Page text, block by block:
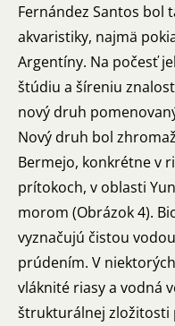
Fernández Santos bol
akvaristiky, najmä
Argentíny. Na počesť
štúdiu a šíreniu
nový druh
Nový druh bol
Bermejo, konkrétne v
prítokoch, v oblasti
morom (Obrázok 4).
vyznačujú čistou
prúdením. V
vláknité riasy a vodná
štrukturálnej zložitosti